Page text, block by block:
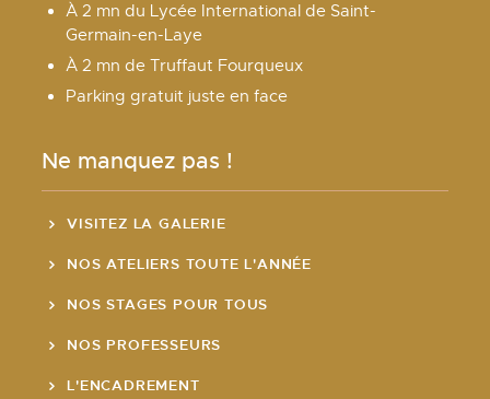
À 2 mn du Lycée International de Saint-
Germain-en-Laye
À 2 mn de Truffaut Fourqueux
Parking gratuit juste en face
Ne manquez pas !
VISITEZ LA GALERIE
NOS ATELIERS TOUTE L'ANNÉE
NOS STAGES POUR TOUS
NOS PROFESSEURS
L'ENCADREMENT